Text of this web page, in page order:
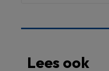
Lees ook